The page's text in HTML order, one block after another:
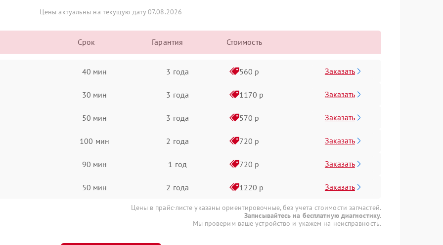
Цены актуальны на текущую дату 07.08.2026
Срок Гарантия Стоимость
40 мин 3 года 560 р Заказать
30 мин 3 года 1170 р Заказать
50 мин 3 года 570 р Заказать
100 мин 2 года 720 р Заказать
90 мин 1 год 720 р Заказать
50 мин 2 года 1220 р Заказать
Цены в прайс-листе указаны ориентировочные, без учета стоимости запчастей.
Записывайтесь на бесплатную диагностику.
Мы проверим ваше устройство и укажем на неисправность.